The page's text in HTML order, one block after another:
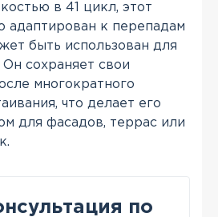
в 41 цикл, этот
адаптирован к перепадам
быть использован для
сохраняет свои
многократного
что делает его
для фасадов, террас или
по